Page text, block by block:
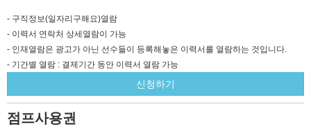
- 구직정보(일자리구해요)열람
- 이력서 연락처 상세열람이 가능
- 인재열람은 광고가 아닌 선수들이 등록해놓은 이력서를 열람하는 것입니다.
- 기간별 열람 : 결제기간 동안 이력서 열람 가능
신청하기
점프사용권